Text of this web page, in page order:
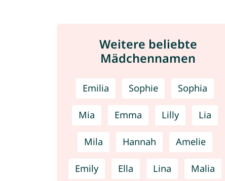
Weitere beliebte
Mädchennamen
Emilia Sophie Sophia
Mia Emma Lilly Lia
Mila Hannah Amelie
Emily Ella Lina Malia